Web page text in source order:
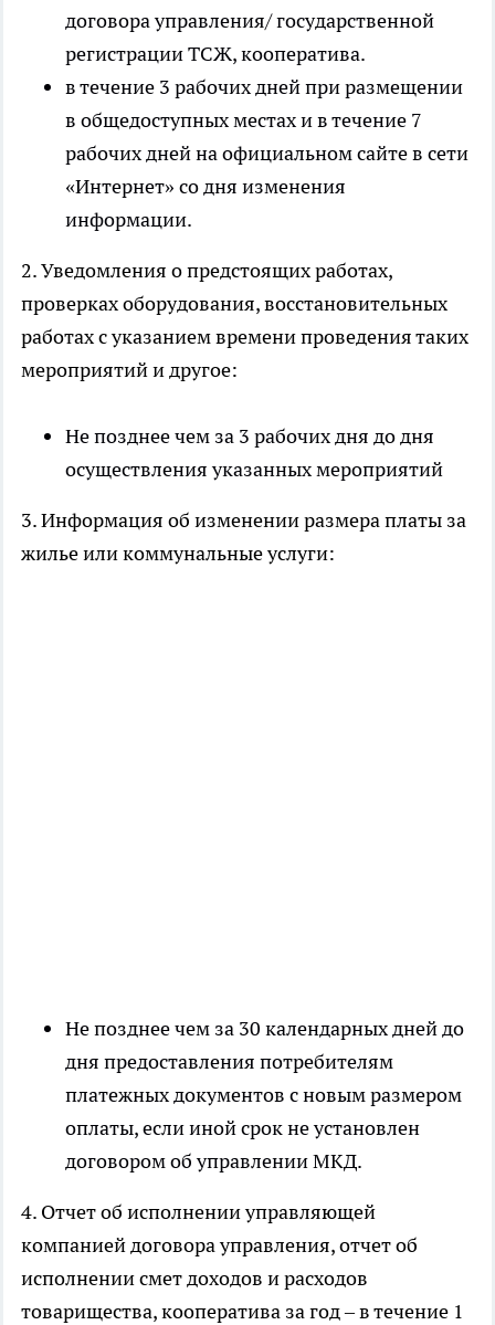
договора управления/ государственной
регистрации ТСЖ, кооператива.
в течение 3 рабочих дней при размещении
в общедоступных местах и в течение 7
рабочих дней на официальном сайте в сети
«Интернет» со дня изменения
информации.
2. Уведомления о предстоящих работах,
проверках оборудования, восстановительных
работах с указанием времени проведения таких
мероприятий и другое:
Не позднее чем за 3 рабочих дня до дня
осуществления указанных мероприятий
3. Информация об изменении размера платы за
жилье или коммунальные услуги:
Не позднее чем за 30 календарных дней до
дня предоставления потребителям
платежных документов с новым размером
оплаты, если иной срок не установлен
договором об управлении МКД.
4. Отчет об исполнении управляющей
компанией договора управления, отчет об
исполнении смет доходов и расходов
товарищества, кооператива за год – в течение 1